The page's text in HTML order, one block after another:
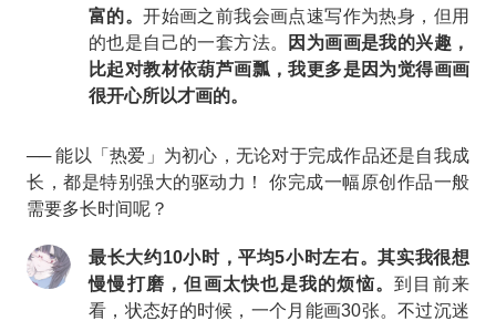
富的。开始画之前我会画点速写作为热身，但用
的也是自己的一套方法。
因为画画是我的兴趣，
比起对教材依葫芦画瓢，我更多是因为觉得画画
很开心所以才画的。
── 能以「热爱」为初心，无论对于完成作品还是自我成
长，都是特别强大的驱动力！ 你完成一幅原创作品一般
需要多长时间呢？
最长大约10小时，平均5小时左右。其实我很想
慢慢打磨，但画太快也是我的烦恼。到目前来
看，状态好的时候，一个月能画30张。不过沉迷